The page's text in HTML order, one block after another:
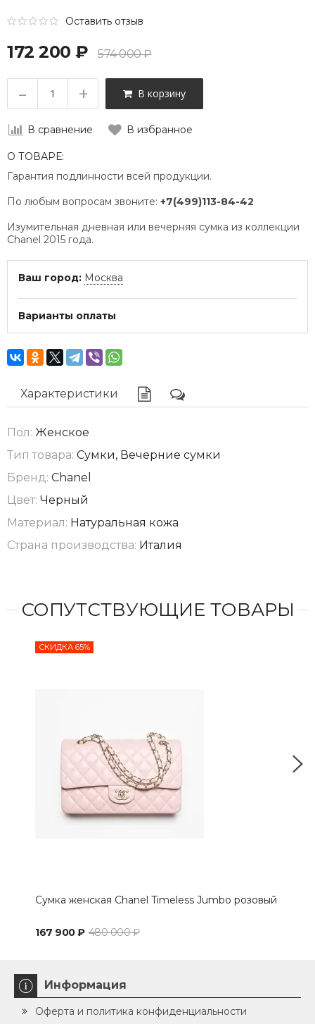
Оставить отзыв
172 200 ₽ 574 000 ₽
– + В корзину
В сравнение В избранное
О ТОВАРЕ:
Гарантия подлинности всей продукции.
По любым вопросам звоните: +7(499)113-84-42
Изумительная дневная или вечерняя сумка из коллекции
Chanel 2015 года.
Ваш город: Москва
Варианты оплаты
Характеристики
Пол: Женское
Тип товара: Сумки, Вечерние сумки
Бренд: Chanel
Цвет: Черный
Материал: Натуральная кожа
Страна производства: Италия
СОПУТСТВУЮЩИЕ ТОВАРЫ
СКИДКА 65%
Сумка женская Chanel Timeless Jumbo розовый
167 900 ₽ 480 000 ₽
Информация
Оферта и политика конфиденциальности